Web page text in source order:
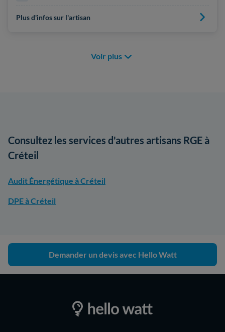
Plus d'infos sur l'artisan
Voir plus
Consultez les services d'autres artisans RGE à
Créteil
Audit Énergétique à Créteil
DPE à Créteil
Demander un devis avec Hello Watt